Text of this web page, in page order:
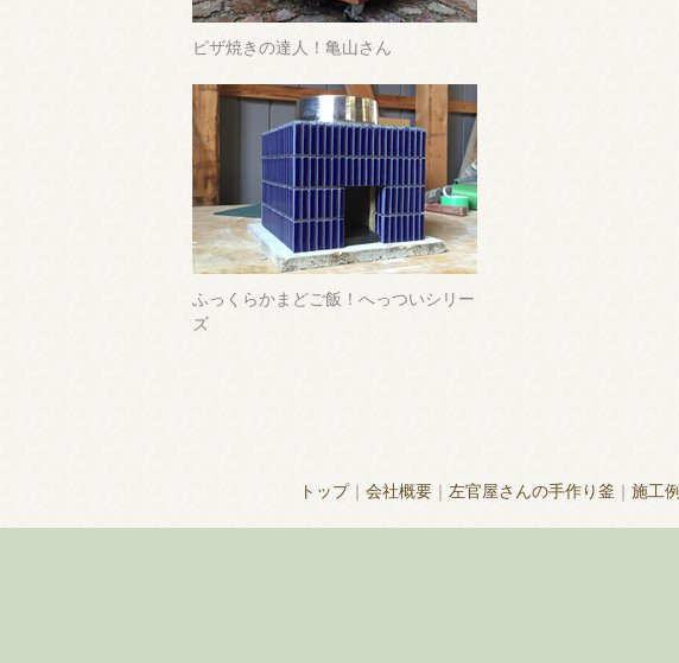
ピザ焼きの達人！亀山さん
ふっくらかまどご飯！へっついシリー
ズ
トップ｜ 会社概要 ｜ 左官屋さんの手作り釜 ｜ 施工例